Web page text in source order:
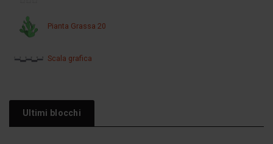
Pianta Grassa 20
Scala grafica
Ultimi blocchi